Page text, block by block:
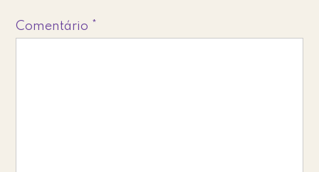
Comentário *